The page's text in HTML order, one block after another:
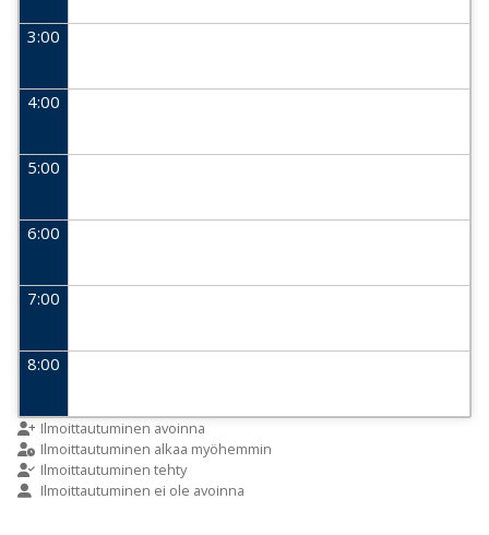
3:00
4:00
5:00
6:00
7:00
8:00
9:00
10:00
Ilmoittautuminen avoinna
Ilmoittautuminen alkaa myöhemmin
Ilmoittautuminen tehty
Ilmoittautuminen ei ole avoinna